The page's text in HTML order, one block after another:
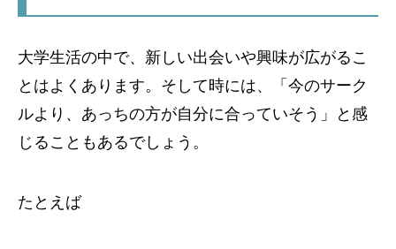
大学生活の中で、新しい出会いや興味が広がるこ
とはよくあります。そして時には、「今のサーク
ルより、あっちの方が自分に合っていそう」と感
じることもあるでしょう。
たとえば